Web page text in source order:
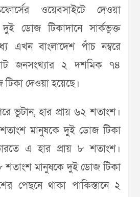
ওয়েবসাইটে দেওয়া
ডোজ টিকাদানে সার্কভুক্ত
এখন বাংলাদেশ পাঁচ নম্বরে
জনসংখ্যার ২ দশমিক ৭৪
দেওয়া হয়েছে।
ভুটান, হার প্রায় ৬২ শতাংশ।
শতাংশ মানুষকে দুই ডোজ টিকা
এ হার প্রায় ৮ শতাংশ।
শতাংশ মানুষকে দুই ডোজ টিকা
পেছনে থাকা পাকিস্তানে ২